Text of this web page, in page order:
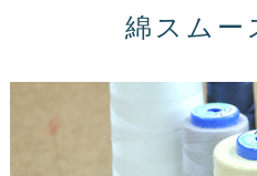
綿スムー